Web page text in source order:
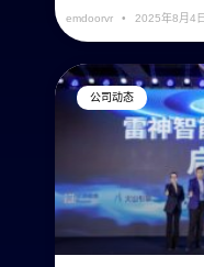
emdoorvr 2025年8月4日
公司动态